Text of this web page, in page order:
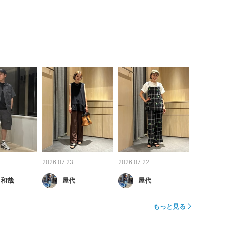
哉
2026.07.23
屋代
2026.07.22
屋代
もっと見る